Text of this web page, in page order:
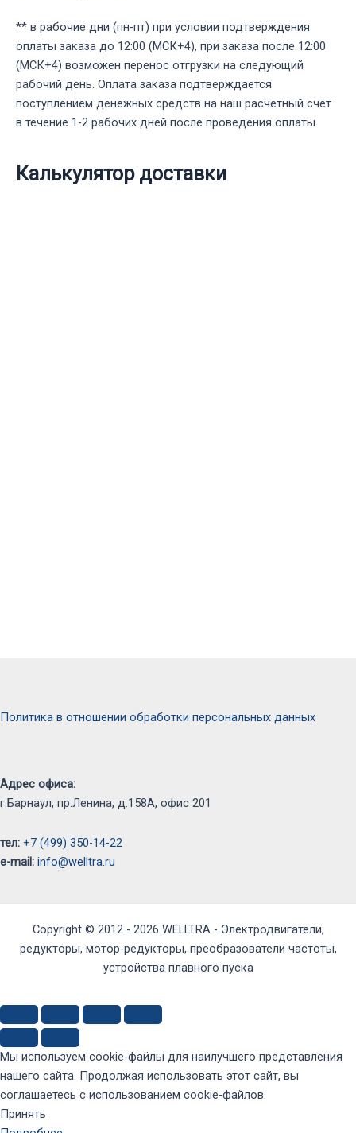
** в рабочие дни (пн-пт) при условии подтверждения
оплаты заказа до 12:00 (МСК+4), при заказа после 12:00
(МСК+4) возможен перенос отгрузки на следующий
рабочий день. Оплата заказа подтверждается
поступлением денежных средств на наш расчетный счет
в течение 1-2 рабочих дней после проведения оплаты.
Калькулятор доставки
Политика в отношении обработки персональных данных
Адрес офиса:
г.Барнаул, пр.Ленина, д.158А, офис 201
тел: +7 (499) 350-14-22
e-mail: info@welltra.ru
Copyright © 2012 - 2026 WELLTRA - Электродвигатели,
редукторы, мотор-редукторы, преобразователи частоты,
устройства плавного пуска
Мы используем cookie-файлы для наилучшего представления
нашего сайта. Продолжая использовать этот сайт, вы
соглашаетесь с использованием cookie-файлов.
Принять